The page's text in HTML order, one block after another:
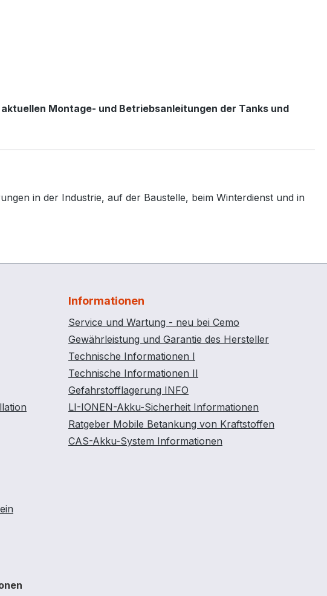
Montage- und Betriebsanleitungen der Tanks und
in der Industrie, auf der Baustelle, beim Winterdienst und in
Informationen
Service und Wartung - neu bei Cemo
Gewährleistung und Garantie des Hersteller
Technische Informationen I
Technische Informationen II
Gefahrstofflagerung INFO
LI-IONEN-Akku-Sicherheit Informationen
Ratgeber Mobile Betankung von Kraftstoffen
CAS-Akku-System Informationen